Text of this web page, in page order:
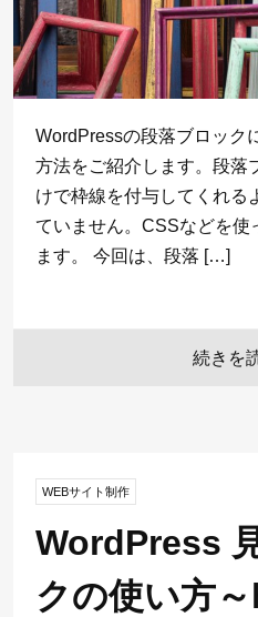
WordPressの段落ブロック
方法をご紹介します。段落
けで枠線を付与してくれる
ていません。CSSなどを使
ます。 今回は、段落 […]
続きを
WEBサイト制作
WordPress
クの使い方～